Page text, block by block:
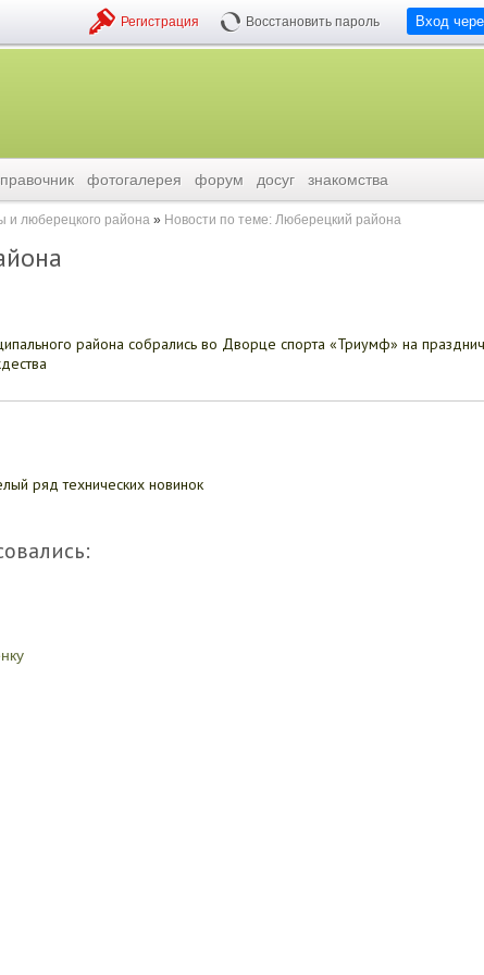
Вход
Регистрация Восстановить пароль
фотогалерея форум досуг знакомства
и люберецкого района Новости по теме: Люберецкий района
района собрались во Дворце спорта «Триумф» на
ряд технических новинок